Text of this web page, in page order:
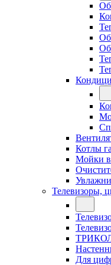
Котлы
Мойки
Телевизоры,
Для